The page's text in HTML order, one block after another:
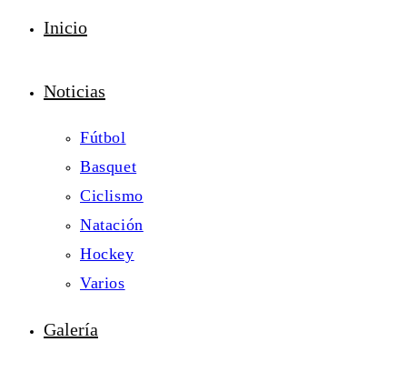
Inicio
Noticias
Fútbol
Basquet
Ciclismo
Natación
Hockey
Varios
Galería